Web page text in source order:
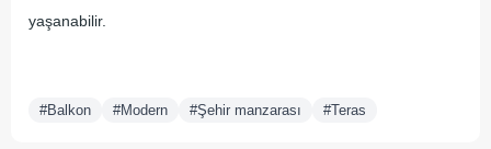
yaşanabilir.
#Balkon #Modern #Şehir manzarası #Teras